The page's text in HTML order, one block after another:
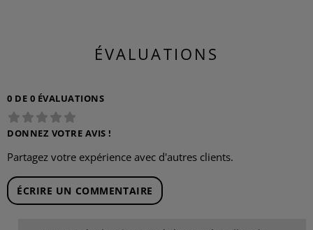
ÉVALUATIONS
0 DE 0 ÉVALUATIONS
DONNEZ VOTRE AVIS !
Partagez votre expérience avec d'autres clients.
ÉCRIRE UN COMMENTAIRE